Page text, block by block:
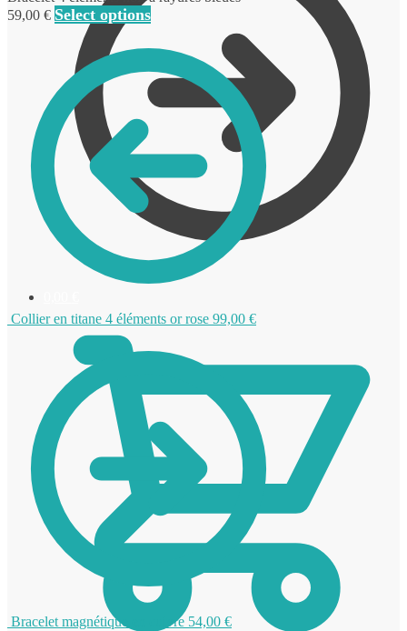
59,00 € Select options
Collier en titane 4 éléments or rose 99,00 €
Bracelet magnétique en cuivre 54,00 €